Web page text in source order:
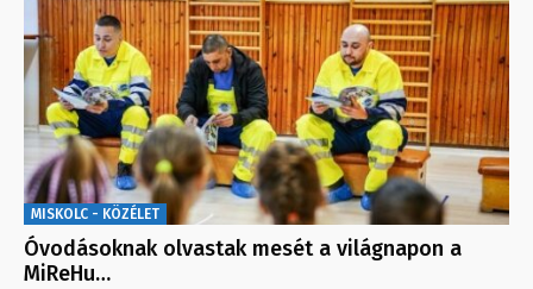
MISKOLC - KÖZÉLET
Óvodásoknak olvastak mesét a világnapon a
MiReHu…